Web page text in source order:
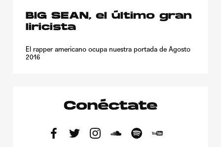
BIG SEAN, el último gran
liricista
El rapper americano ocupa nuestra portada de Agosto
2016
Conéctate